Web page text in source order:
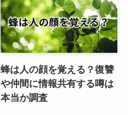
蜂は人の顔を覚える？復讐
や仲間に情報共有する噂は
本当か調査